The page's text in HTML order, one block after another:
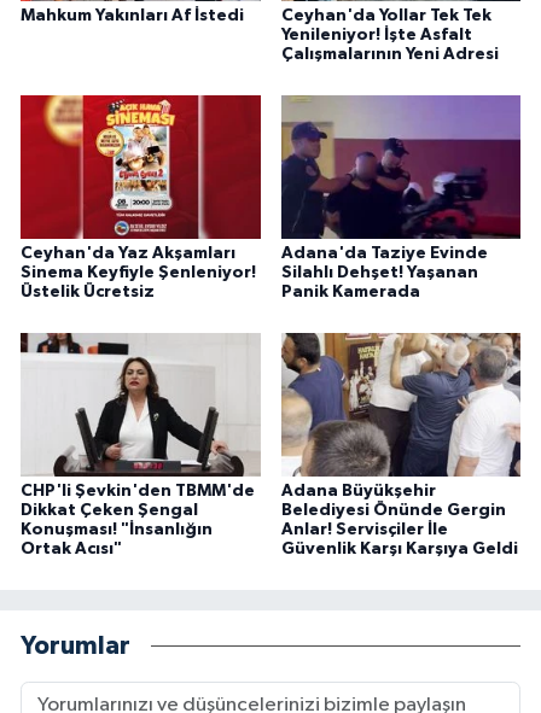
Mahkum Yakınları Af İstedi
Ceyhan'da Yollar Tek Tek
Yenileniyor! İşte Asfalt
Çalışmalarının Yeni Adresi
Ceyhan'da Yaz Akşamları
Sinema Keyfiyle Şenleniyor!
Üstelik Ücretsiz
Adana'da Taziye Evinde
Silahlı Dehşet! Yaşanan
Panik Kamerada
CHP'li Şevkin'den TBMM'de
Dikkat Çeken Şengal
Konuşması! "İnsanlığın
Ortak Acısı"
Adana Büyükşehir
Belediyesi Önünde Gergin
Anlar! Servisçiler İle
Güvenlik Karşı Karşıya Geldi
Yorumlar